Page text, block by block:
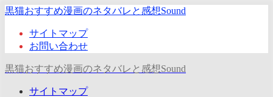
黒猫おすすめ漫画のネタバレと感想Sound
サイトマップ
お問い合わせ
黒猫おすすめ漫画のネタバレと感想Sound
サイトマップ